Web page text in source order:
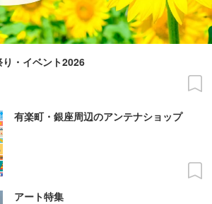
・イベント2026
有楽町・銀座周辺のアンテナショップ
アート特集